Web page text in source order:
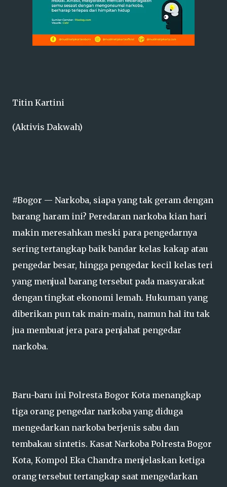
Titin Kartini
(Aktivis Dakwah)
#Bogor — Narkoba, siapa yang tak geram dengan
barang haram ini? Peredaran narkoba kian hari
makin meresahkan meski para pengedarnya
sering tertangkap baik bandar kelas kakap atau
pengedar besar, hingga pengedar kecil kelas teri
yang menjual barang tersebut pada masyarakat
dengan tingkat ekonomi lemah. Hukuman yang
diberikan pun tak main-main, namun hal itu tak
jua membuat jera para penjahat pengedar
narkoba.
Baru-baru ini Polresta Bogor Kota menangkap
tiga orang pengedar narkoba yang diduga
mengedarkan narkoba berjenis sabu dan
tembakau sintetis. Kasat Narkoba Polresta Bogor
Kota, Kompol Eka Chandra menjelaskan ketiga
orang tersebut tertangkap saat mengedarkan